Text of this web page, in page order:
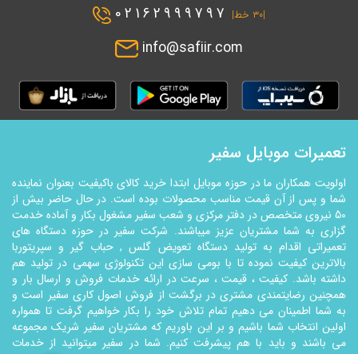
|۳۰ خط|
02162999797
info@safiir.com
تعمیرات موبایل سفیر
اولویت همکاران ما در حوزه موبایل ابتدا خرید کالای باکیفیت بعنوان نماینده
شما و پس از آن قیمت مناسب محصولات بوده است. در حال حاضر بیش از
50 نیروی متخصص در دفتر مرکزی و شعب سفیر مشغول بکار و آماده خدمت
گزاری به شما مشتریان عزیز میباشند. شرکت سفیر در حوزه دستگاه های
تعمیراتی اقدام به تولید دستگاه تعویض گلس , حباب گیر و سپریتوربا
بالاترین کیفیت نموده تا با بومی سازی این تکنولوژي سهمی در تولید هم
داشته باشد. کیفیت ، قیمت ، سرعت در ارائه خدمات فروش و ارسال بار و
همچنین رضایتمندی مشتری در برگشت از فروش اصول کاری سفیر است و
به شما اطمینان می دهیم تمام تلاش خود را بکار خواهیم گرفت تا همواره
اولین انتخاب شما باشیم و بر این باوریم که مشتریان سفیر شریک مجموعه
می باشند و باید با هم پیشرفت کنیم. شما در سفیر میتوانید از خدمات